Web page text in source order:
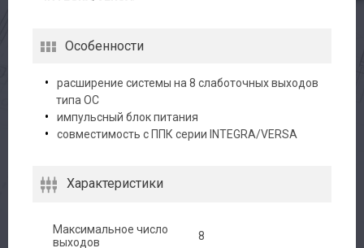
Авторизация
Сервис
Особенности
расширение системы на 8 слаботочных выходов
типа OC
импульсный блок питания
совместимость с ППК серии INTEGRA/VERSA
Характеристики
Максимальное число
выходов
8